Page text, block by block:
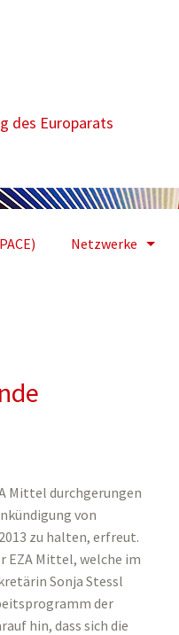
des Europarats
Netzwerke
Mittel durchgerungen
von
zu halten, erfreut.
EZA Mittel, welche im
Sonja Stessl
der
hin, dass sich die